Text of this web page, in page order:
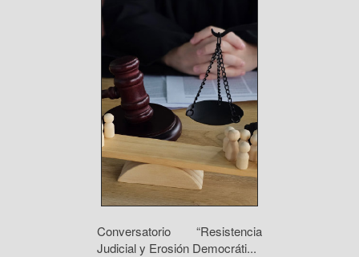
Conversatorio “Resistencia
Judicial y Erosión Democráti...